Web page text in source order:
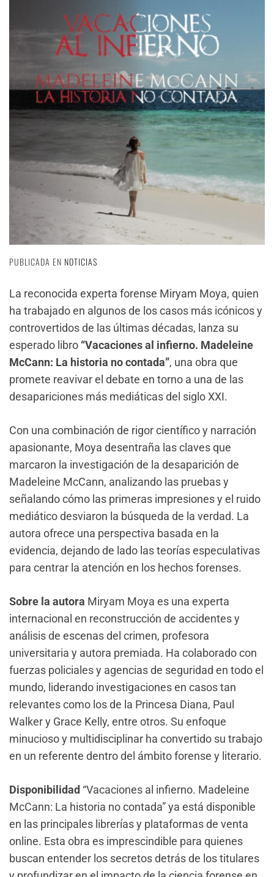
PUBLICADA EN NOTICIAS
La reconocida experta forense Miryam Moya, quien
ha trabajado en algunos de los casos más icónicos y
controvertidos de las últimas décadas, lanza su
esperado libro “Vacaciones al infierno. Madeleine
McCann: La historia no contada”, una obra que
promete reavivar el debate en torno a una de las
desapariciones más mediáticas del siglo XXI.
Con una combinación de rigor científico y narración
apasionante, Moya desentraña las claves que
marcaron la investigación de la desaparición de
Madeleine McCann, analizando las pruebas y
señalando cómo las primeras impresiones y el ruido
mediático desviaron la búsqueda de la verdad. La
autora ofrece una perspectiva basada en la
evidencia, dejando de lado las teorías especulativas
para centrar la atención en los hechos forenses.
Sobre la autora Miryam Moya es una experta
internacional en reconstrucción de accidentes y
análisis de escenas del crimen, profesora
universitaria y autora premiada. Ha colaborado con
fuerzas policiales y agencias de seguridad en todo el
mundo, liderando investigaciones en casos tan
relevantes como los de la Princesa Diana, Paul
Walker y Grace Kelly, entre otros. Su enfoque
minucioso y multidisciplinar ha convertido su trabajo
en un referente dentro del ámbito forense y literario.
Disponibilidad “Vacaciones al infierno. Madeleine
McCann: La historia no contada” ya está disponible
en las principales librerías y plataformas de venta
online. Esta obra es imprescindible para quienes
buscan entender los secretos detrás de los titulares